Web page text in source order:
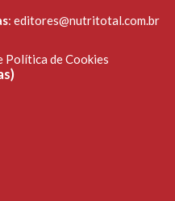
: editores@nutritotal.com.br
Política de Cookies